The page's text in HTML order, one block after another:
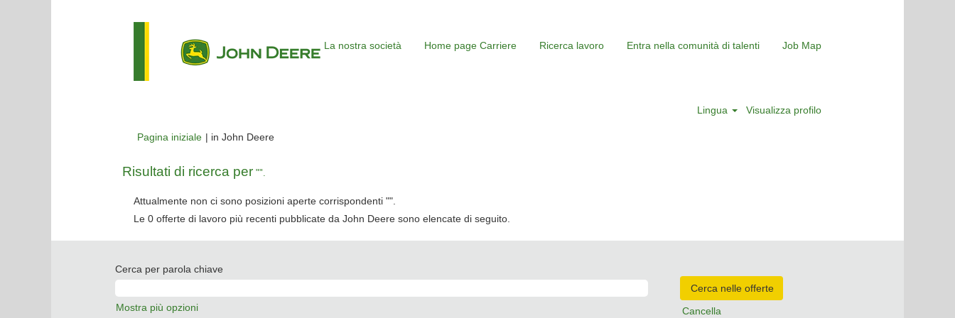
La nostra società Home page Carriere Ricerca lavoro Entra nella comunità di talenti Job Map
Lingua Visualizza profilo
Pagina iniziale | in John Deere(pagina
Risultati di ricerca per "".
Attualmente non ci sono posizioni aperte corrispondenti "".
Le 0 offerte di lavoro più recenti pubblicate da John Deere sono elencate di seguito.
Cerca per parola chiave
Mostra più opzioni Cancella